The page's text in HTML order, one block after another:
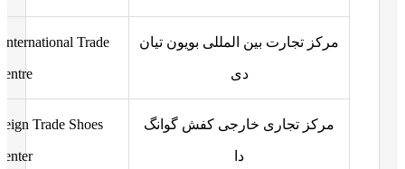
مرکز تجارت بین المللی بویون تیان
دی
Trade
مرکز تجاری خارجی کفش گوانگ
دا
Trade Shoes